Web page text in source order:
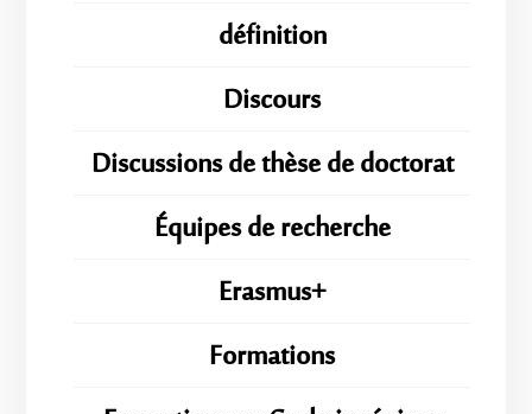
définition
Discours
Discussions de thèse de doctorat
Équipes de recherche
Erasmus+
Formations